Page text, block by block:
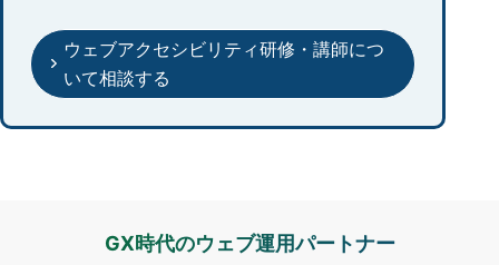
ウェブアクセシビリティ研修・講師につ
いて相談する
GX時代のウェブ運用パートナー